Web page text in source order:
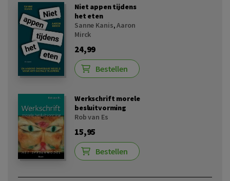
Niet appen tijdens
het eten
Sanne Kanis,Aaron
Mirck
24,99
Bestellen
Werkschrift morele
besluitvorming
Rob van Es
15,95
Bestellen